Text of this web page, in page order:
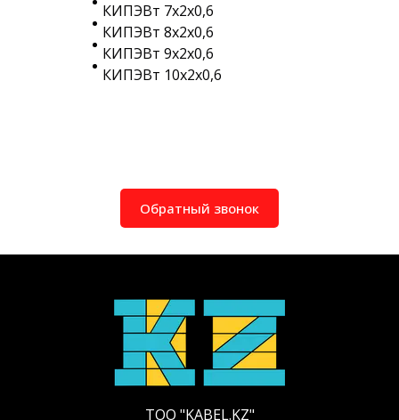
КИПЭВт 7х2х0,6
КИПЭВт 8х2х0,6
КИПЭВт 9х2х0,6
КИПЭВт 10х2х0,6
Обратный звонок
ТОО "KABEL.KZ"